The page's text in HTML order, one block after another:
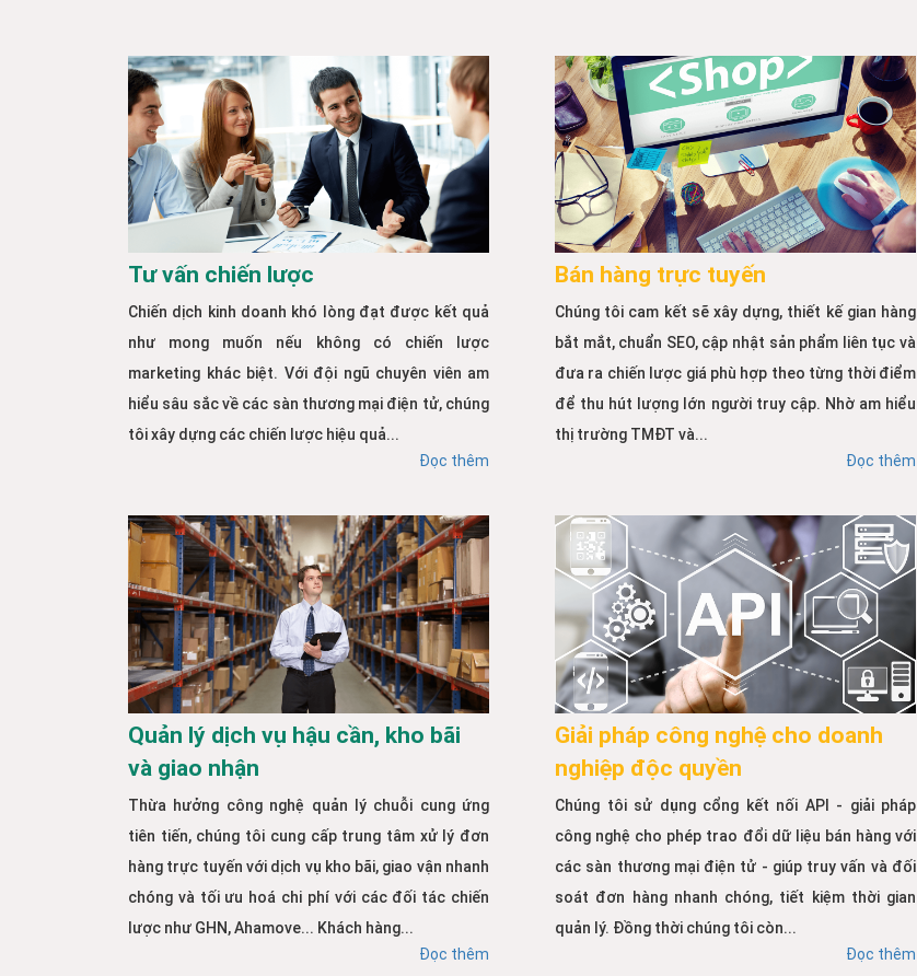
Tư vấn chiến lược
Chiến dịch kinh doanh khó lòng đạt được kết quả
như mong muốn nếu không có chiến lược
marketing khác biệt. Với đội ngũ chuyên viên am
hiểu sâu sắc về các sàn thương mại điện tử, chúng
tôi xây dựng các chiến lược hiệu quả...
Đọc thêm
Bán hàng trực tuyến
Chúng tôi cam kết sẽ xây dựng, thiết kế gian hàng
bắt mắt, chuẩn SEO, cập nhật sản phẩm liên tục và
đưa ra chiến lược giá phù hợp theo từng thời điểm
để thu hút lượng lớn người truy cập. Nhờ am hiểu
thị trường TMĐT và...
Đọc thêm
Quản lý dịch vụ hậu cần, kho bãi
và giao nhận
Thừa hưởng công nghệ quản lý chuỗi cung ứng
tiên tiến, chúng tôi cung cấp trung tâm xử lý đơn
hàng trực tuyến với dịch vụ kho bãi, giao vận nhanh
chóng và tối ưu hoá chi phí với các đối tác chiến
lược như GHN, Ahamove... Khách hàng...
Đọc thêm
Giải pháp công nghệ cho doanh
nghiệp độc quyền
Chúng tôi sử dụng cổng kết nối API - giải pháp
công nghệ cho phép trao đổi dữ liệu bán hàng với
các sàn thương mại điện tử - giúp truy vấn và đối
soát đơn hàng nhanh chóng, tiết kiệm thời gian
quản lý. Đồng thời chúng tôi còn...
Đọc thêm